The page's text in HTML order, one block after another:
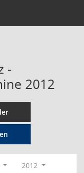
-
2012
2012